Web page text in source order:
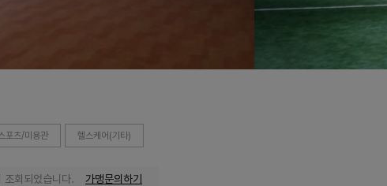
포츠/미용관
헬스케어(기타)
회되었습니다. 가맹문의하기